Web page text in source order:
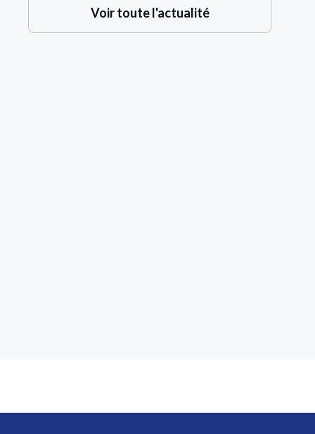
Voir toute l'actualité